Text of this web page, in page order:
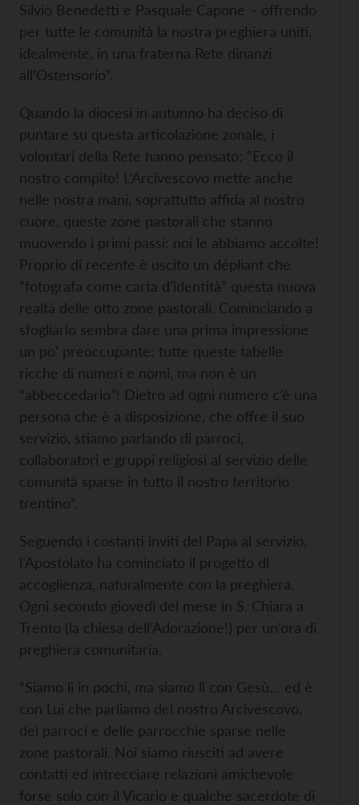
Silvio Benedetti e Pasquale Capone – offrendo
per tutte le comunità la nostra preghiera uniti,
idealmente, in una fraterna Rete dinanzi
all’Ostensorio”.
Quando la diocesi in autunno ha deciso di
puntare su questa articolazione zonale, i
volontari della Rete hanno pensato: “Ecco il
nostro compito! L’Arcivescovo mette anche
nelle nostra mani, soprattutto affida al nostro
cuore, queste zone pastorali che stanno
muovendo i primi passi: noi le abbiamo accolte!
Proprio di recente è uscito un dépliant che
“fotografa come carta d’identità” questa nuova
realtà delle otto zone pastorali. Cominciando a
sfogliarlo sembra dare una prima impressione
un po’ preoccupante: tutte queste tabelle
ricche di numeri e nomi, ma non è un
“abbeccedario”! Dietro ad ogni numero c’è una
persona che è a disposizione, che offre il suo
servizio, stiamo parlando di parroci,
collaboratori e gruppi religiosi al servizio delle
comunità sparse in tutto il nostro territorio
trentino”.
Seguendo i costanti inviti del Papa al servizio,
l’Apostolato ha cominciato il progetto di
accoglienza, naturalmente con la preghiera.
Ogni secondo giovedì del mese in S. Chiara a
Trento (la chiesa dell’Adorazione!) per un’ora di
preghiera comunitaria.
“Siamo lì in pochi, ma siamo lì con Gesù… ed è
con Lui che parliamo del nostro Arcivescovo,
dei parroci e delle parrocchie sparse nelle
zone pastorali. Noi siamo riusciti ad avere
contatti ed intrecciare relazioni amichevole
forse solo con il Vicario e qualche sacerdote di